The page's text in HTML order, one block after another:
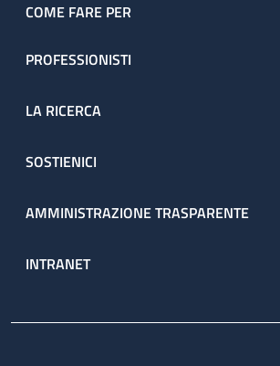
COME FARE PER
PROFESSIONISTI
LA RICERCA
SOSTIENICI
AMMINISTRAZIONE TRASPARENTE
INTRANET